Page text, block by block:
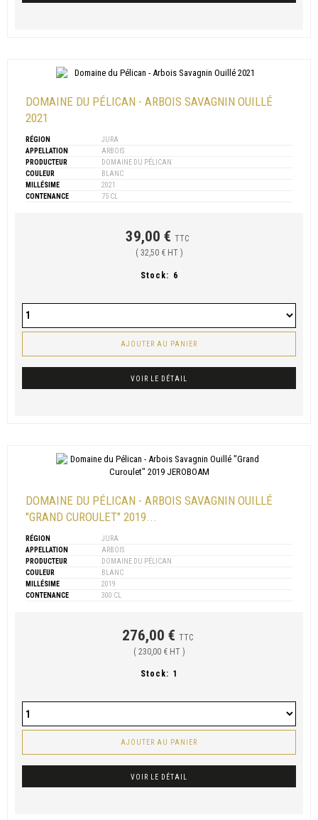
DOMAINE DU PÉLICAN - ARBOIS SAVAGNIN OUILLÉ
2021
RÉGION
JURA
APPELLATION
ARBOIS
PRODUCTEUR
DOMAINE DU PÉLICAN
COULEUR
BLANC
MILLÉSIME
2021
CONTENANCE
75 CL
39,00 € TTC
( 32,50 € HT )
Stock: 6
AJOUTER AU PANIER
VOIR LE DÉTAIL
DOMAINE DU PÉLICAN - ARBOIS SAVAGNIN OUILLÉ
"GRAND CUROULET" 2019...
RÉGION
JURA
APPELLATION
ARBOIS
PRODUCTEUR
DOMAINE DU PÉLICAN
COULEUR
BLANC
MILLÉSIME
2019
CONTENANCE
300 CL
276,00 € TTC
( 230,00 € HT )
Stock: 1
AJOUTER AU PANIER
VOIR LE DÉTAIL